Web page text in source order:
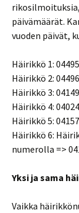
päivämäärät.
vuoden päivät,
Häirikkö 1:
Häirikkö 2:
Häirikkö 3:
Häirikkö 4:
Häirikkö 5:
Häirikkö 6:
numerolla =>
Yksi ja sama
Vaikka